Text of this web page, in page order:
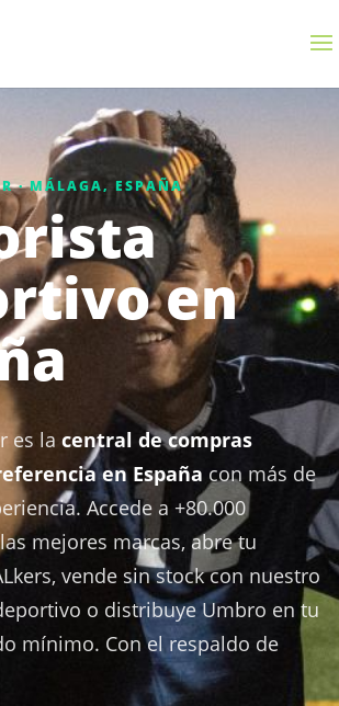
· MÁLAGA, ESPAÑA
en
es la central de compras
en España con más de
Accede a +80.000
mejores marcas, abre tu
vende sin stock con nuestro
o distribuye Umbro en tu
mínimo. Con el respaldo de